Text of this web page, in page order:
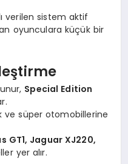
verilen sistem aktif
oyunculara küçük bir
Special Edition
ve süper otomobillerine
GT1, Jaguar XJ220,
yer alır.